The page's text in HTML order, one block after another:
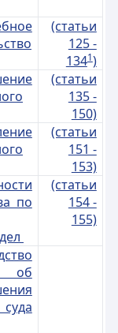
(статьи
125 -
1341)
(статьи
135 -
150)
(статьи
151 -
153)
по
(статьи
154 -
155)
об
суда